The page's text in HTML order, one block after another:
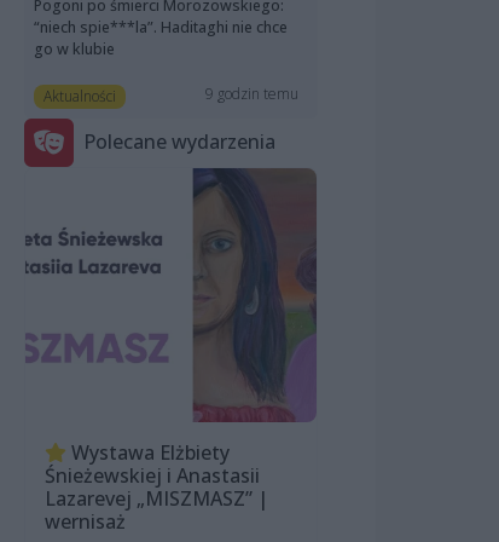
Pogoni po śmierci Morozowskiego:
“niech spie***la”. Haditaghi nie chce
go w klubie
Aktualności 9 godzin temu
Polecane wydarzenia
Wystawa Elżbiety
Śnieżewskiej i Anastasii
Lazarevej „MISZMASZ” |
wernisaż